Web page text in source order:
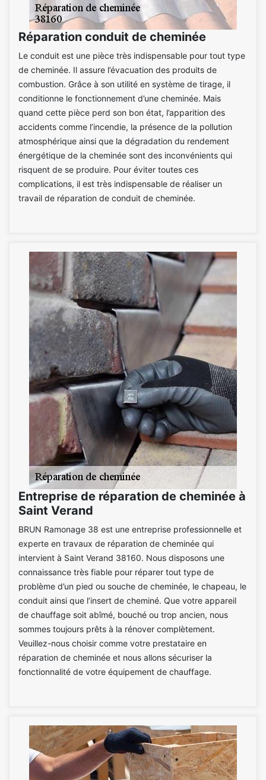
Réparation conduit de cheminée
Le conduit est une pièce très indispensable pour tout type
de cheminée. Il assure l’évacuation des produits de
combustion. Grâce à son utilité en système de tirage, il
conditionne le fonctionnement d’une cheminée. Mais
quand cette pièce perd son bon état, l’apparition des
accidents comme l’incendie, la présence de la pollution
atmosphérique ainsi que la dégradation du rendement
énergétique de la cheminée sont des inconvénients qui
risquent de se produire. Pour éviter toutes ces
complications, il est très indispensable de réaliser un
travail de réparation de conduit de cheminée.
Entreprise de réparation de cheminée à
Saint Verand
BRUN Ramonage 38 est une entreprise professionnelle et
experte en travaux de réparation de cheminée qui
intervient à Saint Verand 38160. Nous disposons une
connaissance très fiable pour réparer tout type de
problème d’un pied ou souche de cheminée, le chapeau, le
conduit ainsi que l’insert de cheminé. Que votre appareil
de chauffage soit abîmé, bouché ou trop ancien, nous
sommes toujours prêts à la rénover complètement.
Veuillez-nous choisir comme votre prestataire en
réparation de cheminée et nous allons sécuriser la
fonctionnalité de votre équipement de chauffage.